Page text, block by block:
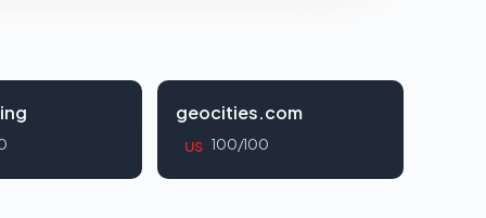
geocities.com
US 100/100